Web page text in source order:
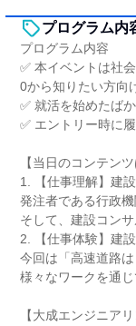
プログラム内
プログラム内容
✅ 本イベントは社
0から知りたい方向
✅ 就活を始めたば
✅ エントリー時に
【当日のコンテンツ
1. 【仕事理解】建
発注者である行政
そして、建設コン
2. 【仕事体験】建
今回は「高速道路
様々なワークを通
【大成エンジニア